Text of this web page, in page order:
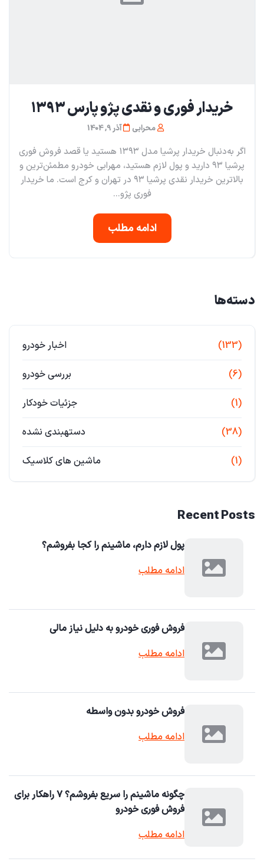
خریدار فوری و نقدی پژو پارس ۱۳۹۳
محرابی آذر 9, 1404
اگر به‌دنبال خریدار پرشیا مدل ۱۳۹۳ هستید یا قصد فروش فوری
پرشیا ۹۳ دارید و پول لازم هستید، مهرابی خودرو مطمئن‌ترین و
بالاترین خریدار نقدی پرشیا ۹۳ در تهران و کرج است. ما خریدار
فوری پژو...
ادامه مطلب
دسته‌ها
اخبار خودرو (133)
بررسی خودرو (6)
جزئیات خودکار (1)
دستهبندی نشده (38)
ماشین های کلاسیک (1)
Recent Posts
پول لازم دارم، ماشینم را کجا بفروشم؟
ادامه مطلب
فروش فوری خودرو به دلیل نیاز مالی
ادامه مطلب
فروش خودرو بدون واسطه
ادامه مطلب
چگونه ماشینم را سریع بفروشم؟ ۷ راهکار برای
فروش فوری خودرو
ادامه مطلب